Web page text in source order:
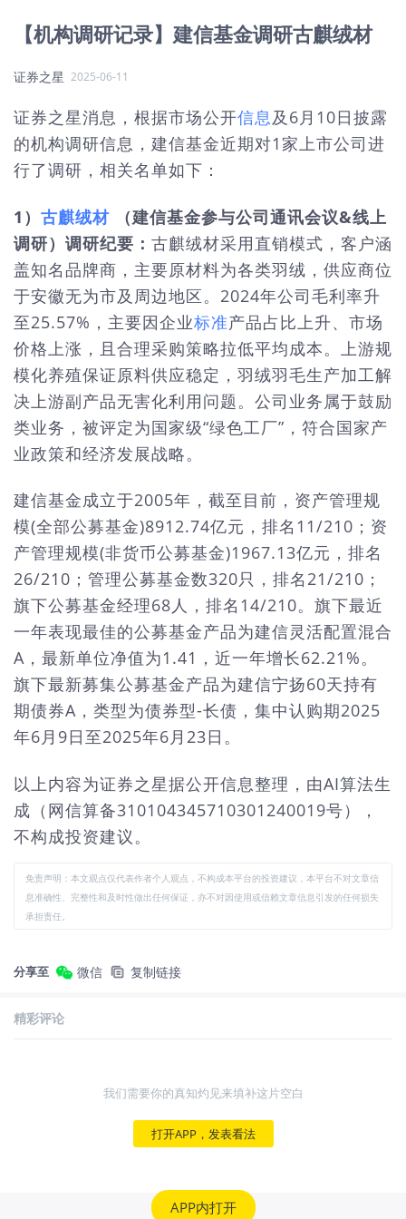
【机构调研记录】建信基金调研古麒绒材
证券之星 2025-06-11
证券之星消息，根据市场公开信息及6月10日披露
的机构调研信息，建信基金近期对1家上市公司进
行了调研，相关名单如下：
1） 古麒绒材 （建信基金参与公司通讯会议&线上
调研） 调研纪要： 古麒绒材采用直销模式，客户涵
盖知名品牌商，主要原材料为各类羽绒，供应商位
于安徽无为市及周边地区。2024年公司毛利率升
至25.57%，主要因企业标准产品占比上升、市场
价格上涨，且合理采购策略拉低平均成本。上游规
模化养殖保证原料供应稳定，羽绒羽毛生产加工解
决上游副产品无害化利用问题。公司业务属于鼓励
类业务，被评定为国家级“绿色工厂”，符合国家产
业政策和经济发展战略。
建信基金成立于2005年，截至目前，资产管理规
模(全部公募基金)8912.74亿元，排名11/210；资
产管理规模(非货币公募基金)1967.13亿元，排名
26/210；管理公募基金数320只，排名21/210；
旗下公募基金经理68人，排名14/210。旗下最近
一年表现最佳的公募基金产品为建信灵活配置混合
A，最新单位净值为1.41，近一年增长62.21%。
旗下最新募集公募基金产品为建信宁扬60天持有
期债券A，类型为债券型-长债，集中认购期2025
年6月9日至2025年6月23日。
以上内容为证券之星据公开信息整理，由AI算法生
成（网信算备310104345710301240019号），
不构成投资建议。
免责声明：本文观点仅代表作者个人观点，不构成本平台的投资建议，本平台不对文章信
息准确性、完整性和及时性做出任何保证，亦不对因使用或信赖文章信息引发的任何损失
承担责任。
分享至 微信 复制链接
精彩评论
我们需要你的真知灼见来填补这片空白
打开APP，发表看法
APP内打开